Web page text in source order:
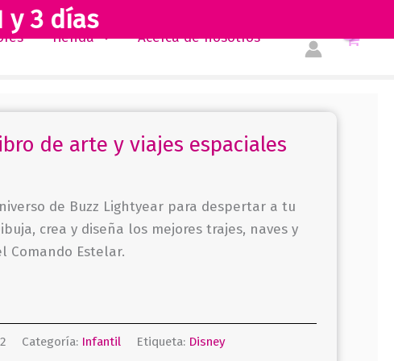
y 3 días
Tienda
Acerca de nosotros
de arte y viajes espaciales
de Buzz Lightyear para despertar a tu
crea y diseña los mejores trajes, naves y
Comando Estelar.
Categoría: Infantil Etiqueta: Disney